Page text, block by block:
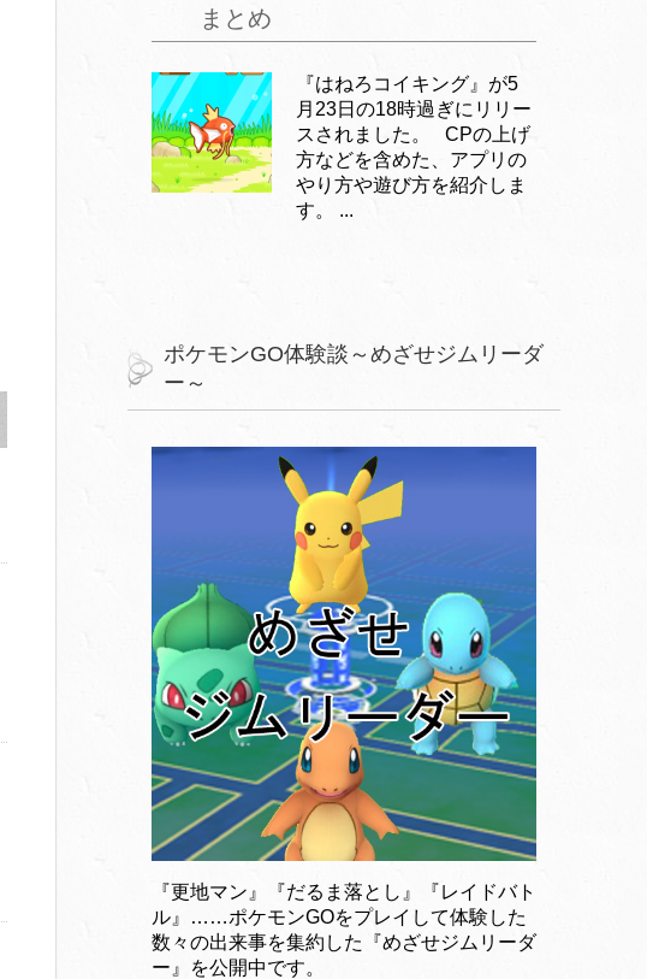
まとめ
『はねろコイキング』が5
月23日の18時過ぎにリリー
スされました。 CPの上げ
方などを含めた、アプリの
やり方や遊び方を紹介しま
す。 ...
ポケモンGO体験談～めざせジムリーダ
ー～
『更地マン』『だるま落とし』『レイドバト
ル』……ポケモンGOをプレイして体験した
数々の出来事を集約した『めざせジムリーダ
ー』を公開中です。